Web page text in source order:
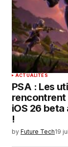
site
SUBMIT
ACTUALITÉS
PSA : Les
rencontrent
iOS 26 beta
!
by Future Tech19